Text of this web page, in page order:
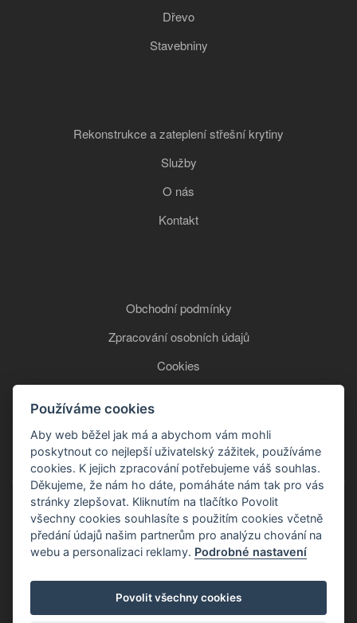
Dřevo
Stavebniny
Rekonstrukce a zateplení střešní krytiny
Služby
O nás
Kontakt
Obchodní podmínky
Zpracování osobních údajů
Cookies
+420 777 850 465
Používáme cookies
Aby web běžel jak má a abychom vám mohli
poskytnout co nejlepší uživatelský zážitek, používáme
cookies. K jejich zpracování potřebujeme váš souhlas.
Děkujeme, že nám ho dáte, pomáháte nám tak pro vás
stránky zlepšovat. Kliknutím na tlačítko Povolit
všechny cookies souhlasíte s použitím cookies včetně
předání údajů našim partnerům pro analýzu chování na
webu a personalizaci reklamy. Podrobné nastavení
Povolit všechny cookies